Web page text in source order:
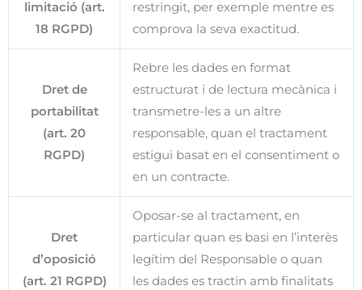
limitació (art.
18 RGPD)
restringit, per exemple mentre es
comprova la seva exactitud.
Dret de
portabilitat
(art. 20
RGPD)
Rebre les dades en format
estructurat i de lectura mecànica i
transmetre-les a un altre
responsable, quan el tractament
estigui basat en el consentiment o
en un contracte.
Dret
d’oposició
(art. 21 RGPD)
Oposar-se al tractament, en
particular quan es basi en l’interès
legítim del Responsable o quan
les dades es tractin amb finalitats